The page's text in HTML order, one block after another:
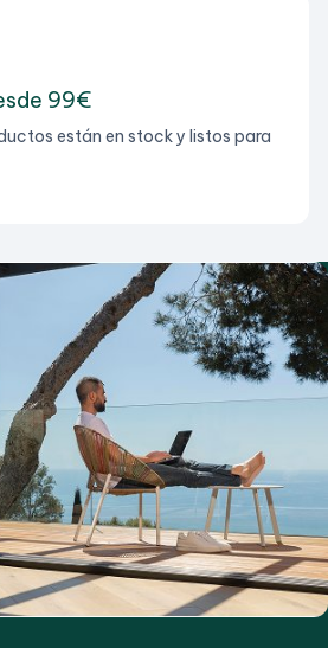
99€
están en stock y listos para